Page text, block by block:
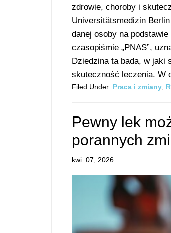
zdrowie, choroby i
Universitätsmedizin
danej osoby na
czasopiśmie „PNAS”,
Dziedzina ta bada, w jaki
skuteczność leczenia. W
Filed Under: Praca i zmiany
Pewny lek
porannych
kwi. 07, 2026